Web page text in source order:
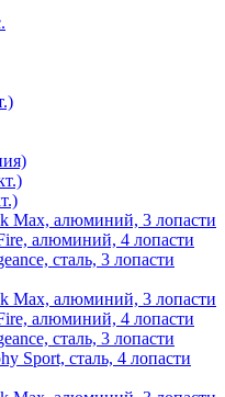
Max, алюминий, 3 лопасти
алюминий, 4 лопасти
сталь, 3 лопасти
Max, алюминий, 3 лопасти
алюминий, 4 лопасти
сталь, 3 лопасти
Sport, сталь, 4 лопасти